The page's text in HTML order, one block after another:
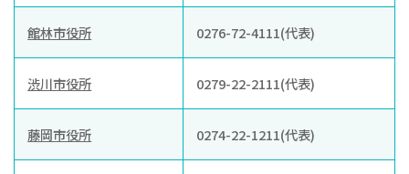
館林市役所 0276-72-4111(代表)
渋川市役所 0279-22-2111(代表)
藤岡市役所 0274-22-1211(代表)